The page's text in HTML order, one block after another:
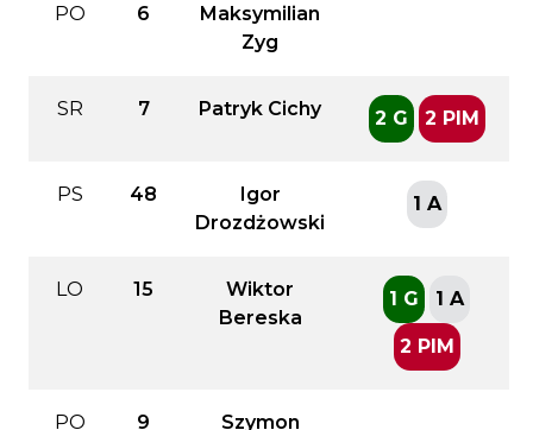
PO 6
Maksymilian
Zyg
SR 7 Patryk Cichy 2 G 2 PIM
PS 48
Igor
Drozdżowski
1 A
LO 15
Wiktor
Bereska
1 G 1 A
2 PIM
PO 9 Szymon